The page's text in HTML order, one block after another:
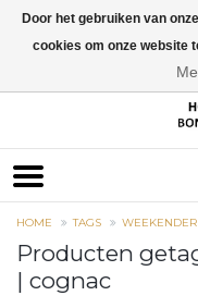
HOME TAGS
Producten
| cognac
Door het gebruiken van
cookies om onze website